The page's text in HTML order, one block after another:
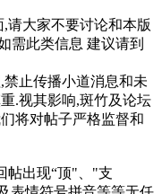
请大家不要讨论和本版
需此类信息 建议请到
止传播小道消息和未
.视其影响,斑竹及论坛
将对帖子严格监督和
帖出现“顶"、"支